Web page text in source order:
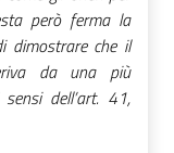
però ferma la
dimostrare che il
da una più
dell’art. 41,